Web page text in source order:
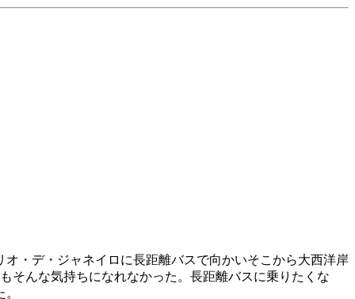
・デ・ジャネイロに長距離バスで向かいそこから大西洋岸
そんな気持ちになれなかった。長距離バスに乗りたくな